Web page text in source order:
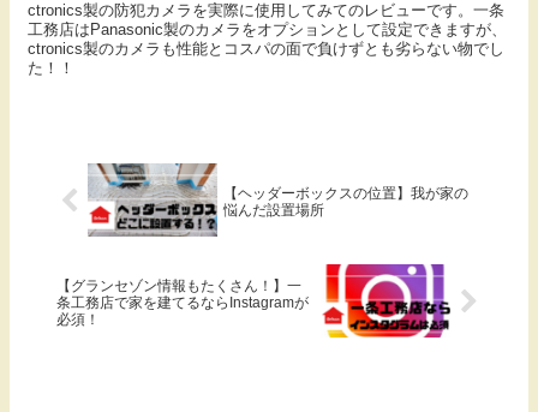
ctronics製の防犯カメラを実際に使用してみてのレビューです。一条
工務店はPanasonic製のカメラをオプションとして設定できますが、
ctronics製のカメラも性能とコスパの面で負けずとも劣らない物でし
た！！
【ヘッダーボックスの位置】我が家の
悩んだ設置場所
【グランセゾン情報もたくさん！】一
条工務店で家を建てるならInstagramが
必須！